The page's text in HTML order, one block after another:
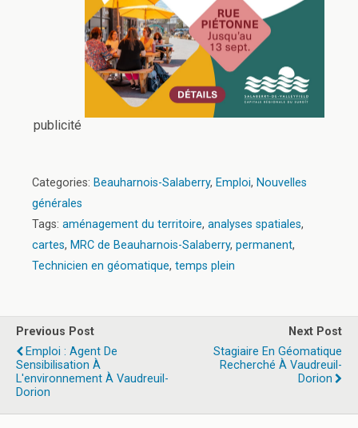
publicité
Categories: Beauharnois-Salaberry, Emploi, Nouvelles
générales
Tags: aménagement du territoire, analyses spatiales,
cartes, MRC de Beauharnois-Salaberry, permanent,
Technicien en géomatique, temps plein
Previous Post
Emploi : Agent De
Sensibilisation À
L'environnement À Vaudreuil-
Dorion
Next Post
Stagiaire En Géomatique
Recherché À Vaudreuil-
Dorion